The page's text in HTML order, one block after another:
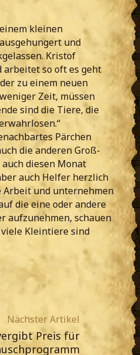
kleinen
und
Kristof
so oft es geht
zu einem neuen
Zeit, müssen
sind die Tiere, die
Pärchen
die anderen Groß-
diesen Monat
auch Helfer herzlich
und unternehmen
die eine oder andere
aufzunehmen, schauen
Kleintiere sind
Nächster Artikel
Preis für